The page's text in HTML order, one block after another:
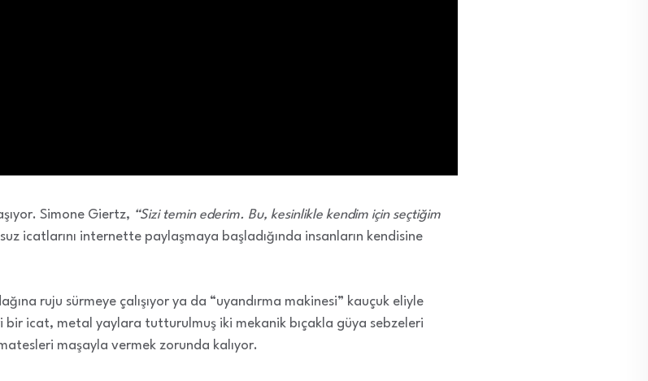
Simone Giertz, “Sizi temin ederim. Bu, kesinlikle kendim için seçtiğim
icatlarını internette paylaşmaya başladığında insanların kendisine
ruju sürmeye çalışıyor ya da “uyandırma makinesi” kauçuk eliyle
bir icat, metal yaylara tutturulmuş iki mekanik bıçakla güya sebzeleri
maşayla vermek zorunda kalıyor.